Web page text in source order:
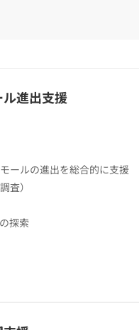
進出支援
ールの進出を総合的に支援
査）
探索